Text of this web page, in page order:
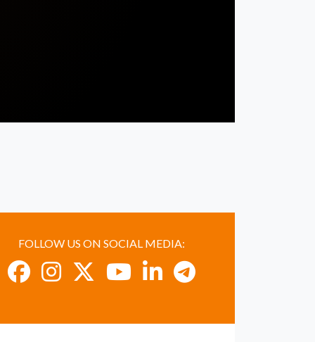
FOLLOW US ON SOCIAL MEDIA: